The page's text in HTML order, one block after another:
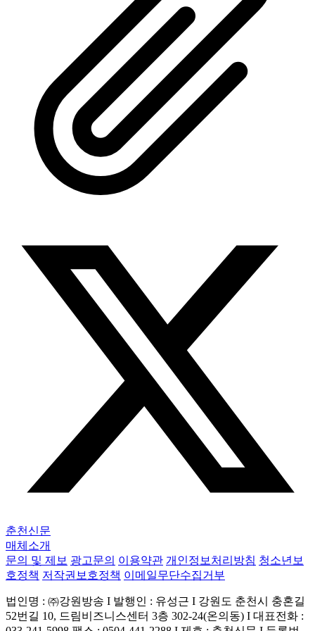
춘천신문
매체소개
문의 및 제보 광고문의 이용약관 개인정보처리방침 청소년보
호정책 저작권보호정책 이메일무단수집거부
법인명 : ㈜강원방송 I 발행인 : 유성근 I 강원도 춘천시 충혼길
52번길 10, 드림비즈니스센터 3층 302-24(온의동) I 대표전화 :